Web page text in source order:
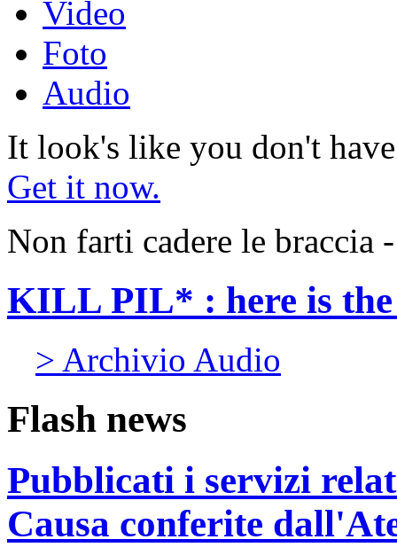
Video
Foto
Audio
It look's like you don't
Get it now.
Non farti cadere le braccia
KILL PIL* : here is
> Archivio Audio
Flash news
Pubblicati i servizi
Causa conferite